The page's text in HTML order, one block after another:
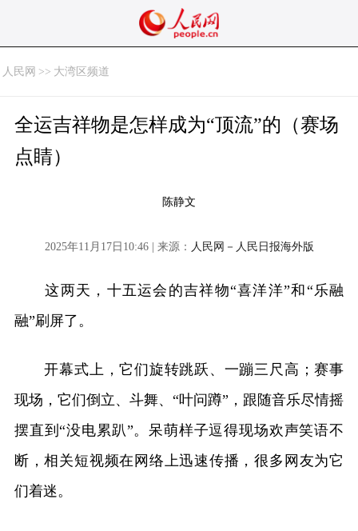
人民网 >> 大湾区频道
全运吉祥物是怎样成为“顶流”的（赛场
点睛）
陈静文
2025年11月17日10:46 | 来源： 人民网－人民日报海外版
这两天，十五运会的吉祥物“喜洋洋”和“乐融
融”刷屏了。
开幕式上，它们旋转跳跃、一蹦三尺高；赛事
现场，它们倒立、斗舞、“叶问蹲”，跟随音乐尽情摇
摆直到“没电累趴”。呆萌样子逗得现场欢声笑语不
断，相关短视频在网络上迅速传播，很多网友为它
们着迷。